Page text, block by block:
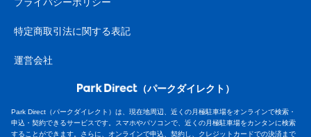
プライバシーポリシー
特定商取引法に関する表記
運営会社
（パークダイレクト）
Park Direct（パークダイレクト）は、現在地周辺、近くの月極駐車場をオンラインで検索・
申込・契約できるサービスです。スマホやパソコンで、近くの月極駐車場をカンタンに検索
することができます。さらに、オンラインで申込、契約し、クレジットカードでの決済まで